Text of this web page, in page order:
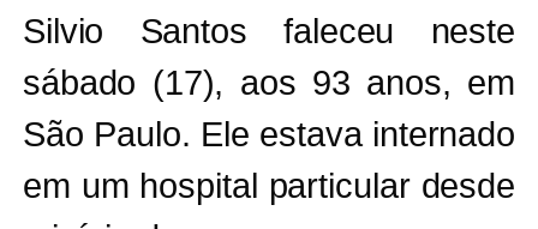
Silvio Santos faleceu neste
sábado (17), aos 93 anos, em
São Paulo. Ele estava internado
em um hospital particular desde